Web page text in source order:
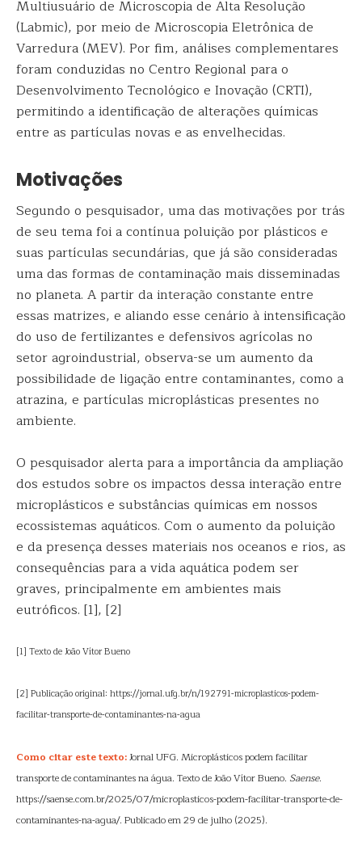
Multiusuário de Microscopia de Alta Resolução
(Labmic), por meio de Microscopia Eletrônica de
Varredura (MEV). Por fim, análises complementares
foram conduzidas no Centro Regional para o
Desenvolvimento Tecnológico e Inovação (CRTI),
permitindo a identificação de alterações químicas
entre as partículas novas e as envelhecidas.
Motivações
Segundo o pesquisador, uma das motivações por trás
de seu tema foi a contínua poluição por plásticos e
suas partículas secundárias, que já são consideradas
uma das formas de contaminação mais disseminadas
no planeta. A partir da interação constante entre
essas matrizes, e aliando esse cenário à intensificação
do uso de fertilizantes e defensivos agrícolas no
setor agroindustrial, observa-se um aumento da
possibilidade de ligação entre contaminantes, como a
atrazina, e partículas microplásticas presentes no
ambiente.
O pesquisador alerta para a importância da ampliação
dos estudos sobre os impactos dessa interação entre
microplásticos e substâncias químicas em nossos
ecossistemas aquáticos. Com o aumento da poluição
e da presença desses materiais nos oceanos e rios, as
consequências para a vida aquática podem ser
graves, principalmente em ambientes mais
eutróficos. [1], [2]
[1] Texto de João Vítor Bueno
[2] Publicação original: https://jornal.ufg.br/n/192791-microplasticos-podem-
facilitar-transporte-de-contaminantes-na-agua
Como citar este texto:Jornal UFG. Microplásticos podem facilitar
transporte de contaminantes na água. Texto de João Vítor Bueno. Saense.
https://saense.com.br/2025/07/microplasticos-podem-facilitar-transporte-de-
contaminantes-na-agua/. Publicado em 29 de julho (2025).